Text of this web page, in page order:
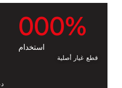
000%
استخدام
قطع غيار أصلية